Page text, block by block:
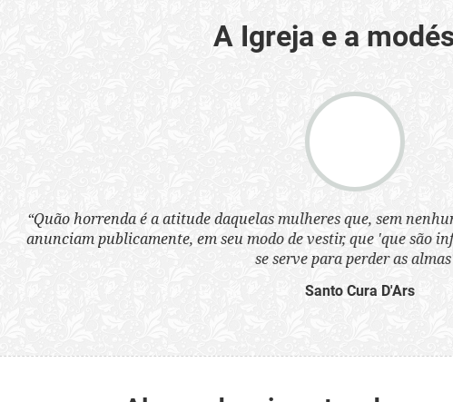
A Igreja e a
“Quão horrenda é a atitude daquelas mulheres que, sem
anunciam publicamente, em seu modo de vestir, que 'que são
se serve para perder as
Santo Cura D'Ars